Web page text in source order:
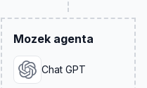
Mozek agenta
Chat GPT